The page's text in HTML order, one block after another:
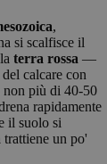
,
si scalfisce il
terra rossa —
calcare con
non più di 40-50
rapidamente
il suolo si
trattiene un po'